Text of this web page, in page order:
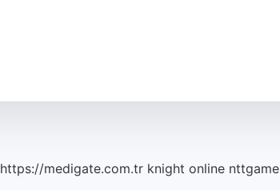
https://medigate.com.tr knight online nttgame